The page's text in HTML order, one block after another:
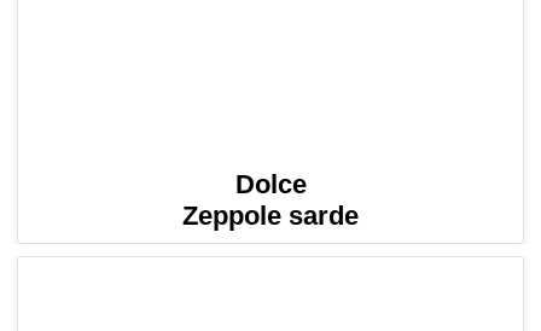
Dolce
Zeppole sarde